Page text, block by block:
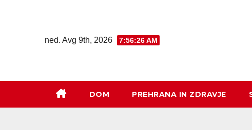
ned. Avg 9th, 2026 7:56:27 AM
DOM PREHRANA IN ZDRAVJE